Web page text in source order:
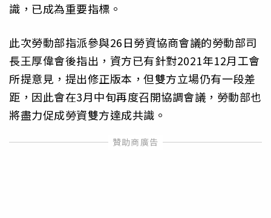
識，已成為重要指標。
此次勞動部指派參與26日勞資協商會議的勞動部司
長王厚偉會後指出，資方已有針對2021年12月工會
所提意見，提出修正版本，但雙方立場仍有一段差
距，因此會在3月中旬再度召開協調會議，勞動部也
將盡力促成勞資雙方達成共識。